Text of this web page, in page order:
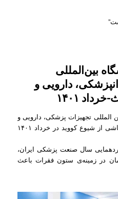
بین‌المللی
دارویی و
۱۴۰۱
تجهیزات پزشکی، دارویی و
آزمایشگاهی ایران هلث با تاخیر ناشی از شیوع کووید در خرداد ۱۴۰۱
گردهمایی سال صنعت پزشکی ایران،
در زمینه‌ی ستون فقرات باعث